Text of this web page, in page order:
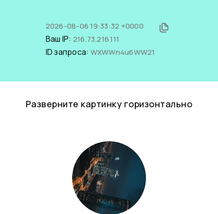
2026-08-06 19:33:32 +0000
Ваш IP: 216.73.216.111
ID запроса: WXWWn4u6WW21
Разверните картинку горизонтально